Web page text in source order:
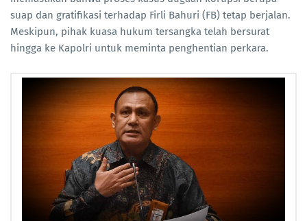
suap dan gratifikasi terhadap Firli Bahuri (FB) tetap berjalan.
Meskipun, pihak kuasa hukum tersangka telah bersurat
hingga ke Kapolri untuk meminta penghentian perkara.